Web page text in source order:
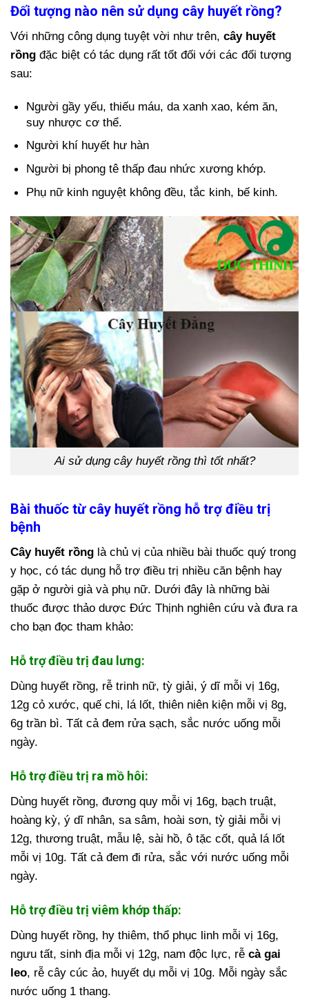
Đối tượng nào nên sử dụng cây huyết rồng?
Với những công dụng tuyệt vời như trên, cây huyết
rồng đặc biệt có tác dụng rất tốt đối với các đối tượng
sau:
Người gầy yếu, thiếu máu, da xanh xao, kém ăn,
suy nhược cơ thể.
Người khí huyết hư hàn
Người bị phong tê thấp đau nhức xương khớp.
Phụ nữ kinh nguyệt không đều, tắc kinh, bế kinh.
Ai sử dụng cây huyết rồng thì tốt nhất?
Bài thuốc từ cây huyết rồng hỗ trợ điều trị
bệnh
Cây huyết rồng là chủ vị của nhiều bài thuốc quý trong
y học, có tác dụng hỗ trợ điều trị nhiều căn bệnh hay
gặp ở người già và phụ nữ. Dưới đây là những bài
thuốc được thảo dược Đức Thịnh nghiên cứu và đưa ra
cho bạn đọc tham khảo:
Hỗ trợ điều trị đau lưng:
Dùng huyết rồng, rễ trinh nữ, tỳ giải, ý dĩ mỗi vị 16g,
12g cỏ xước, quế chi, lá lốt, thiên niên kiện mỗi vị 8g,
6g trần bì. Tất cả đem rửa sạch, sắc nước uống mỗi
ngày.
Hỗ trợ điều trị ra mồ hôi:
Dùng huyết rồng, đương quy mỗi vị 16g, bạch truật,
hoàng kỳ, ý dĩ nhân, sa sâm, hoài sơn, tỳ giải mỗi vị
12g, thương truật, mẫu lệ, sài hồ, ô tặc cốt, quả lá lốt
mỗi vị 10g. Tất cả đem đi rửa, sắc với nước uống mỗi
ngày.
Hỗ trợ điều trị viêm khớp thấp:
Dùng huyết rồng, hy thiêm, thổ phục linh mỗi vị 16g,
ngưu tất, sinh địa mỗi vị 12g, nam độc lực, rễ cà gai
leo, rễ cây cúc ảo, huyết dụ mỗi vị 10g. Mỗi ngày sắc
nước uống 1 thang.